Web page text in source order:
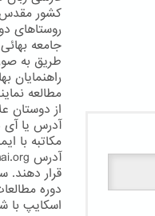
کشور مقدس
روستاهای
جامعه
طریق به
راهنمایان
مطالعه
از دوستان
آدرس یا
مکاتبه با
قرار دهند.
دوره
اسکایپ با